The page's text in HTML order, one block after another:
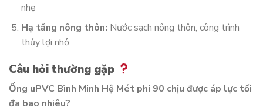
nhẹ
Hạ tầng nông thôn: Nước sạch nông thôn, công trình
thủy lợi nhỏ
Câu hỏi thường gặp
Ống uPVC Bình Minh Hệ Mét phi 90 chịu được áp lực tối
đa bao nhiêu?